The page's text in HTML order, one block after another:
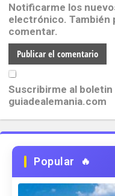
Notificarme los
electrónico. También
comentar.
Suscribirme al
guiadealemania.com
Popular